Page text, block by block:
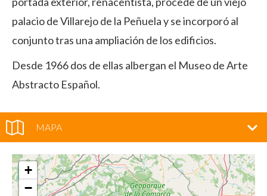
palacio de Villarejo de la Peñuela y se incorporó al
conjunto tras una ampliación de los edificios.
Desde 1966 dos de ellas albergan el Museo de Arte
Abstracto Español.
MAPA
+
−